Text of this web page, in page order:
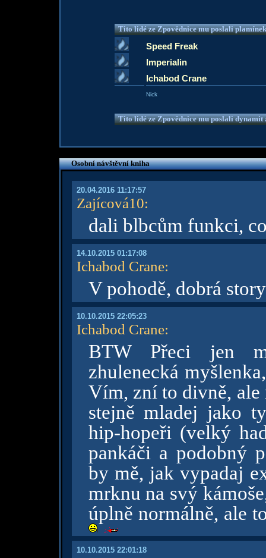
Tito lidé ze Zpovědnice mu poslali
Speed Freak
Imperialin
Ichabod Crane
Nick
Tito lidé ze Zpovědnice mu poslali dynamit
Osobní návštěvní kniha
20.04.2016 11:17:57
Zajícová10:
dali blbcům funkci,
14.10.2015 01:17:08
Ichabod Crane:
V pohodě, dobrá
10.10.2015 22:05:23
Ichabod Crane:
BTW Přeci jen
zhulenecká
Vím, zní to divně, ale
stejně mladej jako
hip-hopeři (velký
pankáči a podobný
by mě, jak vypadaj
mrknu na svý
úplně normálně, ale
10.10.2015 22:01:18